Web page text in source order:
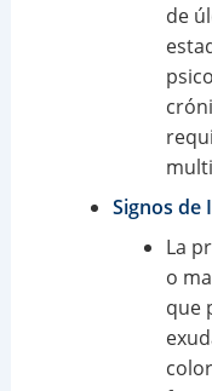
de
Signos de
La
o
que